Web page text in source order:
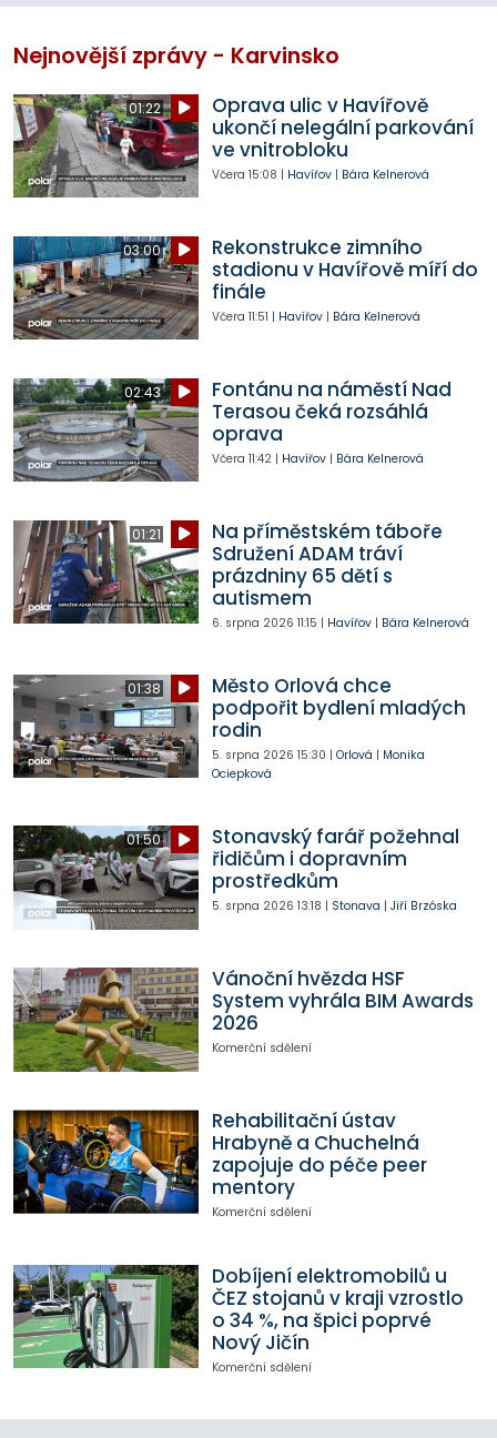
Nejnovější zprávy - Karvinsko
01:22
Oprava ulic v Havířově
ukončí nelegální parkování
ve vnitrobloku
Včera 15:08 | Havířov| Bára Kelnerová
03:00
Rekonstrukce zimního
stadionu v Havířově míří do
finále
Včera 11:51 | Havířov| Bára Kelnerová
02:43
Fontánu na náměstí Nad
Terasou čeká rozsáhlá
oprava
Včera 11:42| Havířov| Bára Kelnerová
01:21
Na příměstském táboře
Sdružení ADAM tráví
prázdniny 65 dětí s
autismem
6. srpna 2026 11:15 | Havířov| Bára Kelnerová
01:38
Město Orlová chce
podpořit bydlení mladých
rodin
5. srpna 2026 15:30 | Orlová | Monika
Ociepková
01:50
Stonavský farář požehnal
řidičům i dopravním
prostředkům
5. srpna 2026 13:18 | Stonava | Jiří Brzóska
Vánoční hvězda HSF
System vyhrála BIM Awards
2026
Komerční sdělení
Rehabilitační ústav
Hrabyně a Chuchelná
zapojuje do péče peer
mentory
Komerční sdělení
Dobíjení elektromobilů u
ČEZ stojanů v kraji vzrostlo
o 34 %, na špici poprvé
Nový Jičín
Komerční sdělení